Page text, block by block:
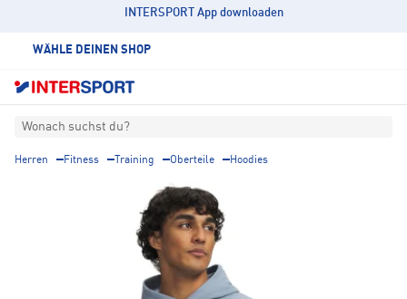
INTERSPORT App downloaden
WÄHLE DEINEN SHOP
Wonach suchst du?
Herren Fitness Training Oberteile Hoodies